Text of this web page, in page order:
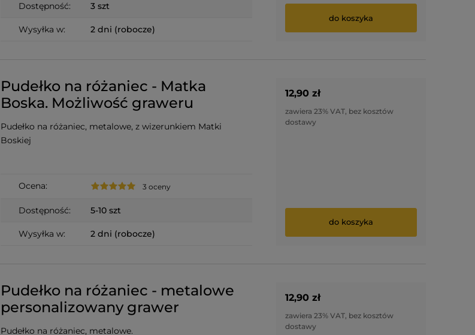
Dostępność: 3 szt
Wysyłka w: 2 dni (robocze)
do koszyka
Pudełko na różaniec - Matka
Boska. Możliwość graweru
Pudełko na różaniec, metalowe, z wizerunkiem Matki
Boskiej
Ocena: 3 oceny
Dostępność: 5-10 szt
Wysyłka w: 2 dni (robocze)
12,90 zł
zawiera 23% VAT, bez kosztów
dostawy
do koszyka
Pudełko na różaniec - metalowe
personalizowany grawer
Pudełko na różaniec, metalowe.
12,90 zł
zawiera 23% VAT, bez kosztów
dostawy